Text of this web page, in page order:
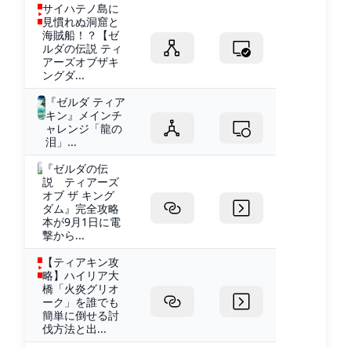
サイハテノ島に
見慣れぬ洞窟と
海賊船！？【ゼ
ルダの伝説 ティ
アーズオブザキ
ングダ...
『ゼルダ ティア
キン』メインチ
ャレンジ「龍の
泪」...
『ゼルダの伝
説 ティアーズ
オブ ザ キング
ダム』完全攻略
本が9月1日に電
撃から...
【ティアキン攻
略】ハイリア大
橋「火炎グリオ
ーク」を誰でも
簡単に倒せる討
伐方法と出...